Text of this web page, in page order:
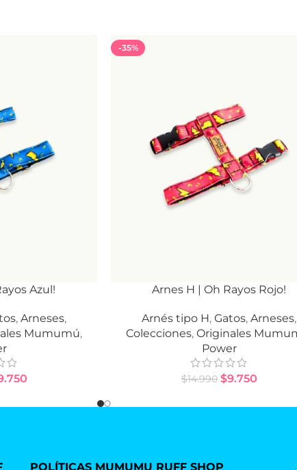
Azul!
, Arneses,
Mumumú,
-35%
SELECCIONAR OPCIONES
Arnes H | Oh Rayos Rojo!
Arnés tipo H, Gatos, Arneses,
Colecciones, Originales
Power
$14.990 $9.750
POLÍTICAS MUMUMU RUFF SHOP